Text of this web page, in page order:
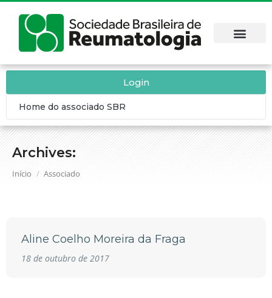
Archives:
Você está aqui:
Início Associado
Login
Home do associado SBR
Aline Coelho Moreira da Fraga
18 de outubro de 2017